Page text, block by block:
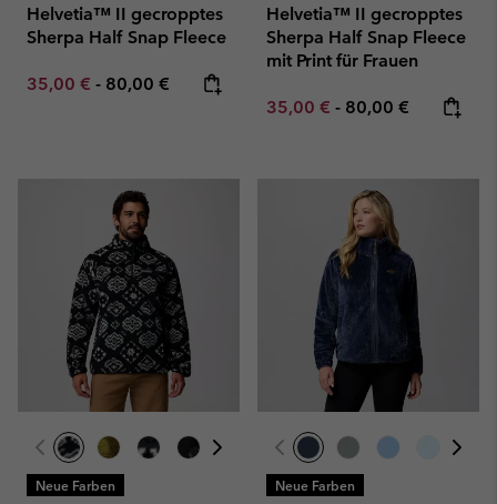
Helvetia™ II gecropptes
Sherpa Half Snap Fleece
Minimum sale price:
35,00 € - Maximum price:
80,00 €
Helvetia™ II gecropptes
Sherpa Half Snap Fleece
mit Print für Frauen
Minimum sale price:
35,00 € - Maximum price:
80,00 €
Neue Farben Neue Farben